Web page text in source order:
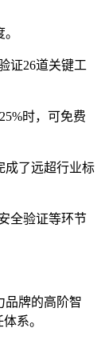
证26道关键工
时，可免费
成了远超行业标
全验证等环节
品牌的高阶智
系。